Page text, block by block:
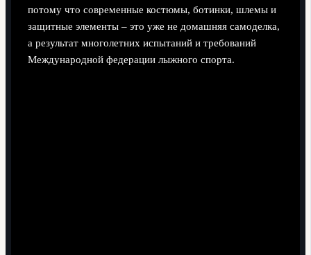
потому что современные костюмы, ботинки, шлемы и
защитные элементы – это уже не домашняя самоделка,
а результат многолетних испытаний и требований
Международной федерации лыжного спорта.